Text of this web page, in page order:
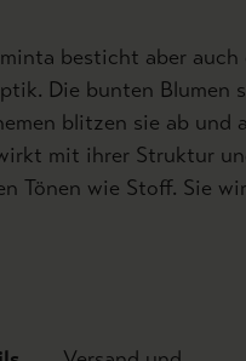
besticht aber auch
Die bunten Blumen
blitzen sie ab und
mit ihrer Struktur
Tönen wie Stoff. Sie